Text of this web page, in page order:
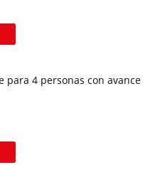
para 4 personas con avance